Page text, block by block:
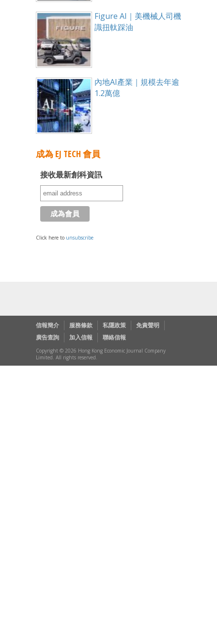
Figure AI｜美機械人司機
識扭軚踩油
內地AI產業｜規模去年逾
1.2萬億
成為 EJ TECH 會員
接收最新創科資訊
Click here to unsubscribe
信報簡介 服務條款 私隱政策
免責聲明
廣告查詢
加入信報 聯絡信報
Copyright © 2026 Hong Kong Economic Journal Company
Limited. All rights reserved.